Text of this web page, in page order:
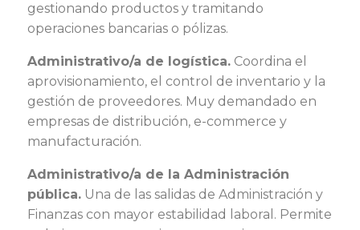
gestionando productos y tramitando
operaciones bancarias o pólizas.
Administrativo/a de logística. Coordina el
aprovisionamiento, el control de inventario y la
gestión de proveedores. Muy demandado en
empresas de distribución, e-commerce y
manufacturación.
Administrativo/a de la Administración
pública. Una de las salidas de Administración y
Finanzas con mayor estabilidad laboral. Permite